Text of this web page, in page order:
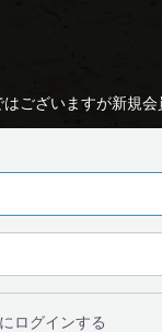
ございますが新規会
ログインする